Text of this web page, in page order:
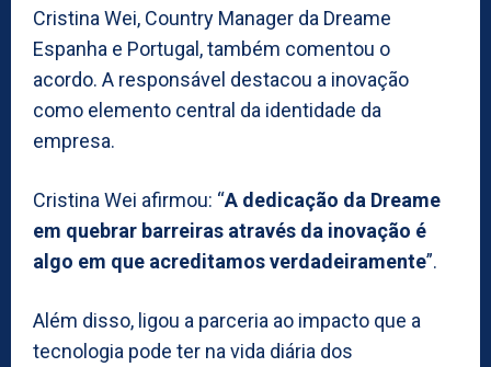
Cristina Wei, Country Manager da Dreame
Espanha e Portugal, também comentou o
acordo. A responsável destacou a inovação
como elemento central da identidade da
empresa.
Cristina Wei afirmou: “A dedicação da Dreame
em quebrar barreiras através da inovação é
algo em que acreditamos verdadeiramente”.
Além disso, ligou a parceria ao impacto que a
tecnologia pode ter na vida diária dos